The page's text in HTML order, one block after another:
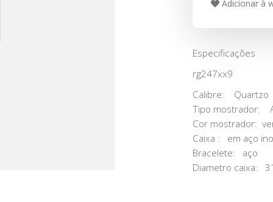
Adicionar à
Especificações
rg247xx9
Calibre: Quartzo
Tipo mostrador:
Cor mostrador:
Caixa : em aço
Bracelete: aço
Diametro caixa: